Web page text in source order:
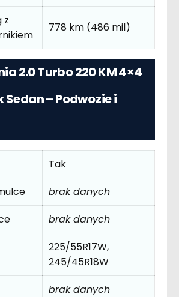
z
778 km (486 mil)
2.0 Turbo 220 KM 4×4
– Podwozie i
Tak
brak danych
brak danych
225/55R17W,
245/45R18W
brak danych